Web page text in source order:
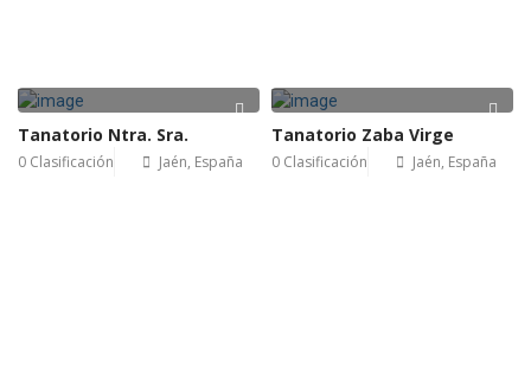
Tanatorio Ntra. Sra.
0 Clasificación Jaén, España
Tanatorio Zaba Virge
0 Clasificación Jaén, España